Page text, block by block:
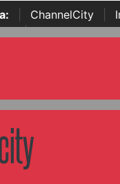
ChannelCity
| Italian Channel